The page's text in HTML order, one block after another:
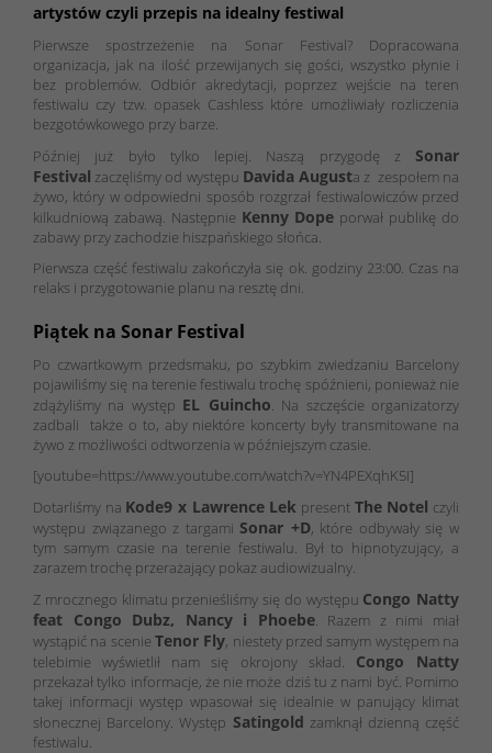
artystów czyli przepis na idealny festiwal
Pierwsze spostrzeżenie na Sonar Festival? Dopracowana
organizacja, jak na ilość przewijanych się gości, wszystko płynie i
bez problemów. Odbiór akredytacji, poprzez wejście na teren
festiwalu czy tzw. opasek Cashless które umożliwiały rozliczenia
bezgotówkowego przy barze.
Później już było tylko lepiej. Naszą przygodę z Sonar
Festival zaczęliśmy od występu Davida Augusta z zespołem na
żywo, który w odpowiedni sposób rozgrzał festiwalowiczów przed
kilkudniową zabawą. Następnie Kenny Dope porwał publikę do
zabawy przy zachodzie hiszpańskiego słońca.
Pierwsza część festiwalu zakończyła się ok. godziny 23:00. Czas na
relaks i przygotowanie planu na resztę dni.
Piątek na Sonar Festival
Po czwartkowym przedsmaku, po szybkim zwiedzaniu Barcelony
pojawiliśmy się na terenie festiwalu trochę spóźnieni, ponieważ nie
zdążyliśmy na występ EL Guincho. Na szczęście organizatorzy
zadbali także o to, aby niektóre koncerty były transmitowane na
żywo z możliwości odtworzenia w późniejszym czasie.
[youtube=https://www.youtube.com/watch?v=YN4PEXqhK5I]
Dotarliśmy na Kode9 x Lawrence Lek present The Notel czyli
występu związanego z targamiSonar +D, które odbywały się w
tym samym czasie na terenie festiwalu. Był to hipnotyzujący, a
zarazem trochę przerażający pokaz audiowizualny.
Z mrocznego klimatu przenieśliśmy się do występu Congo Natty
feat Congo Dubz, Nancy i Phoebe. Razem z nimi miał
wystąpić na scenie Tenor Fly, niestety przed samym występem na
telebimie wyświetlił nam się okrojony skład. Congo Natty
przekazał tylko informacje, że nie może dziś tu z nami być. Pomimo
takej informacji występ wpasował się idealnie w panujący klimat
słonecznej Barcelony. Występ Satingold zamknął dzienną część
festiwalu.